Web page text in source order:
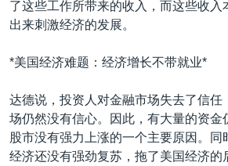
了这些工作所带来的收入，而这些收入
出来刺激经济的发展。
*美国经济难题：经济增长不带就业*
达德说，投资人对金融市场失去了信任
场仍然没有信心。因此，有大量的资金
股市没有强力上涨的一个主要原因。同
经济还没有强劲复苏，拖了美国经济的